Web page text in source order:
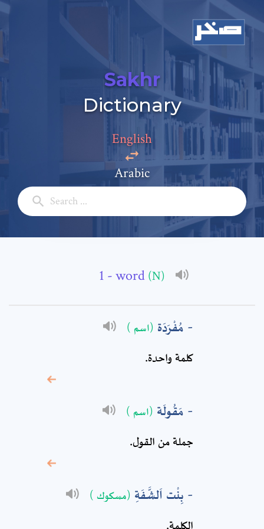
Sakhr
Dictionary
English
Arabic
- word (N)
مُفْرَدَة (اسم )
كلمة‏ واحدة.
مَقُولَة (اسم )
جملة من القول.
بِنْت اَلشَّفَةِ (مسكوك )
الكلمة.
Add a comment
Email: *
* sign, it means are